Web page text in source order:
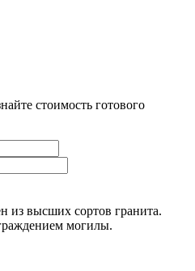
стоимость готового
из высших сортов гранита.
могилы.